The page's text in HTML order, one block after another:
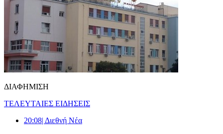
ΔΙΑΦΗΜΙΣΗ
ΤΕΛΕΥΤΑΙΕΣ ΕΙΔΗΣΕΙΣ
20:08| Διεθνή Νέα